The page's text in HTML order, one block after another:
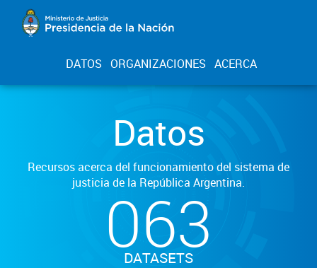
DATOS ORGANIZACIONES ACERCA
Datos
Recursos acerca del funcionamiento del sistema de
justicia de la República Argentina.
063
DATASETS